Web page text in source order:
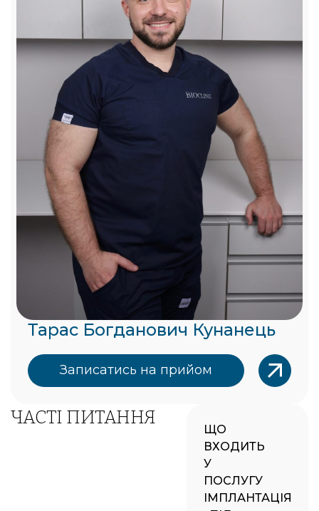
Тарас Богданович Кунанець
Записатись на прийом
ЧАСТІ ПИТАННЯ
ЩО
ВХОДИТЬ
У
ПОСЛУГУ
ІМПЛАНТАЦІЯ